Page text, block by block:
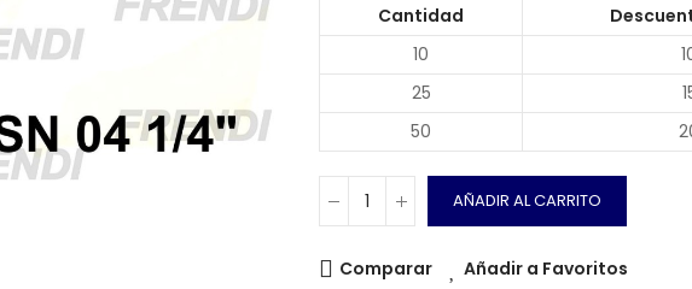
Cantidad
10
25
50
AÑADIR AL CARRITO
Comparar Añadir a Favoritos